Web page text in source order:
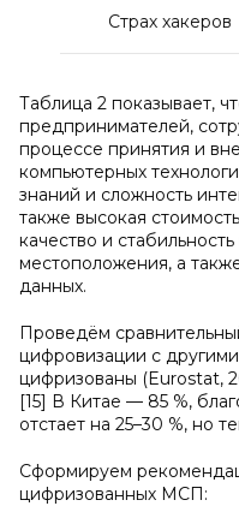
Страх хакеров
Таблица 2 показывает,
предпринимателей,
процессе принятия и
компьютерных
знаний и сложность
также высокая
качество и
местоположения, а
данных.
Проведём
цифровизации с
цифризованы (Eurostat,
[15] В Китае — 85 %,
отстает на 25–30 %, но
Сформируем
цифризованных МСП: